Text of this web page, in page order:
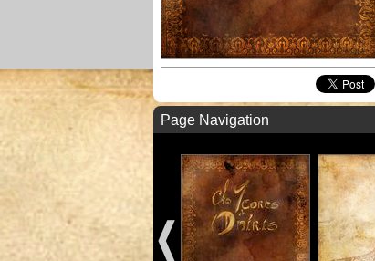
Page Navigation